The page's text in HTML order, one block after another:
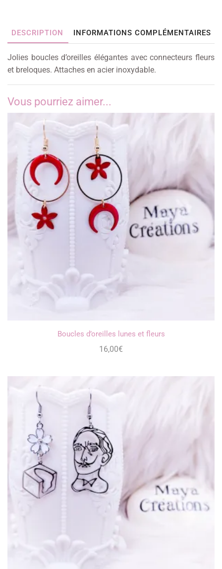
DESCRIPTION INFORMATIONS COMPLÉMENTAIRES
Jolies boucles d’oreilles élégantes avec connecteurs fleurs
et breloques. Attaches en acier inoxydable.
Vous pourriez aimer...
Boucles d’oreilles lunes et fleurs
16,00€